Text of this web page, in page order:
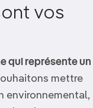
vos
qui représente un
mettre
environnemental,